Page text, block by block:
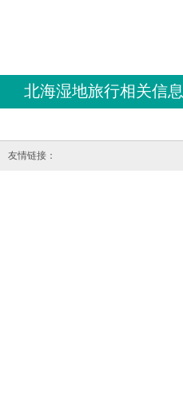
北海湿地旅行相关信息
友情链接：